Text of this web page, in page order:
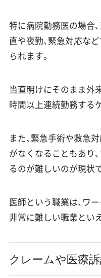
特に病院勤務医の場合
直や夜勤、緊急対応な
られます。
当直明けにそのまま外
時間以上連続勤務する
また、緊急手術や救急
がなくなることもあり
るのが難しいのが現状
医師という職業は、ワ
非常に難しい職業とい
クレームや医療